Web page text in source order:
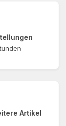
Artikel